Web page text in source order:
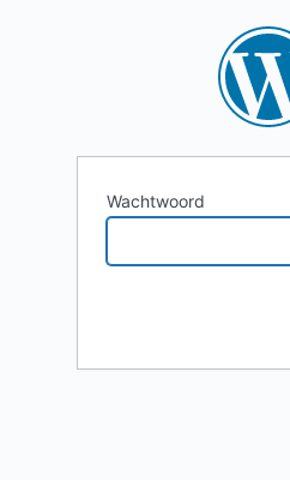
Wachtwoord